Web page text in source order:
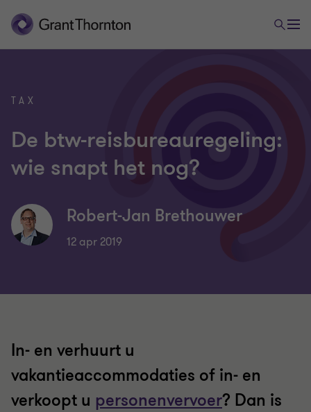
TAX
De btw-reisbureauregeling:
wie snapt het nog?
Robert-Jan Brethouwer
12 apr 2019
In- en verhuurt u
vakantieaccommodaties of in- en
verkoopt u personenvervoer? Dan is